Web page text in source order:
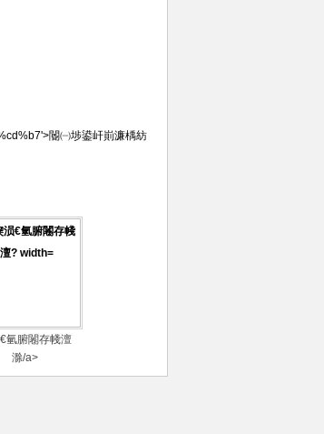
閽㈠埗鍙屽崱濂楀紡
氫腑闂存帴澶
滁/a>